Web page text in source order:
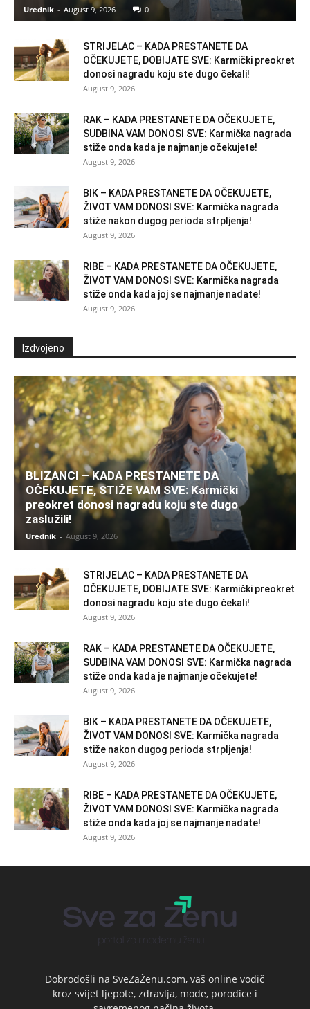
Urednik - August 9, 2026 0
STRIJELAC – KADA PRESTANETE DA
OČEKUJETE, DOBIJATE SVE: Karmički preokret
donosi nagradu koju ste dugo čekali!
August 9, 2026
RAK – KADA PRESTANETE DA OČEKUJETE,
SUDBINA VAM DONOSI SVE: Karmička nagrada
stiže onda kada je najmanje očekujete!
August 9, 2026
BIK – KADA PRESTANETE DA OČEKUJETE,
ŽIVOT VAM DONOSI SVE: Karmička nagrada
stiže nakon dugog perioda strpljenja!
August 9, 2026
RIBE – KADA PRESTANETE DA OČEKUJETE,
ŽIVOT VAM DONOSI SVE: Karmička nagrada
stiže onda kada joj se najmanje nadate!
August 9, 2026
Izdvojeno
BLIZANCI – KADA PRESTANETE DA
OČEKUJETE, STIŽE VAM SVE: Karmički
preokret donosi nagradu koju ste dugo
zaslužili!
Urednik - August 9, 2026
STRIJELAC – KADA PRESTANETE DA
OČEKUJETE, DOBIJATE SVE: Karmički preokret
donosi nagradu koju ste dugo čekali!
August 9, 2026
RAK – KADA PRESTANETE DA OČEKUJETE,
SUDBINA VAM DONOSI SVE: Karmička nagrada
stiže onda kada je najmanje očekujete!
August 9, 2026
BIK – KADA PRESTANETE DA OČEKUJETE,
ŽIVOT VAM DONOSI SVE: Karmička nagrada
stiže nakon dugog perioda strpljenja!
August 9, 2026
RIBE – KADA PRESTANETE DA OČEKUJETE,
ŽIVOT VAM DONOSI SVE: Karmička nagrada
stiže onda kada joj se najmanje nadate!
August 9, 2026
Dobrodošli na SveZaŽenu.com, vaš online vodič
kroz svijet ljepote, zdravlja, mode, porodice i